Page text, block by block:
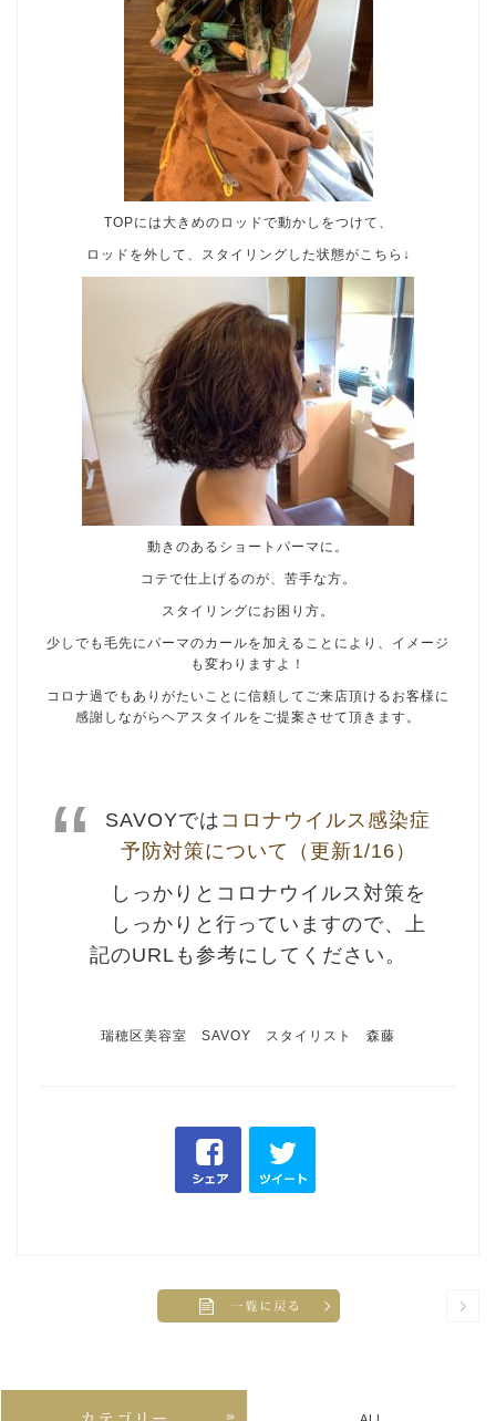
TOPには大きめのロッドで動かしをつけて、
ロッドを外して、スタイリングした状態がこちら↓
動きのあるショートパーマに。
コテで仕上げるのが、苦手な方。
スタイリングにお困り方。
少しでも毛先にパーマのカールを加えることにより、イメージ
も変わりますよ！
コロナ過でもありがたいことに信頼してご来店頂けるお客様に
感謝しながらヘアスタイルをご提案させて頂きます。
SAVOYでは コロナウイルス感染症
予防対策について（更新1/16）
しっかりとコロナウイルス対策を
しっかりと行っていますので、上
記のURLも参考にしてください。
瑞穂区美容室 SAVOY スタイリスト 森藤